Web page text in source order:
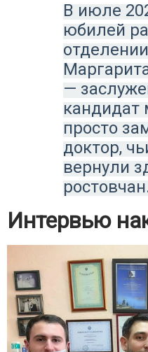
В июле
юбилей
—
кандидат
просто
доктор,
вернули
Интервью